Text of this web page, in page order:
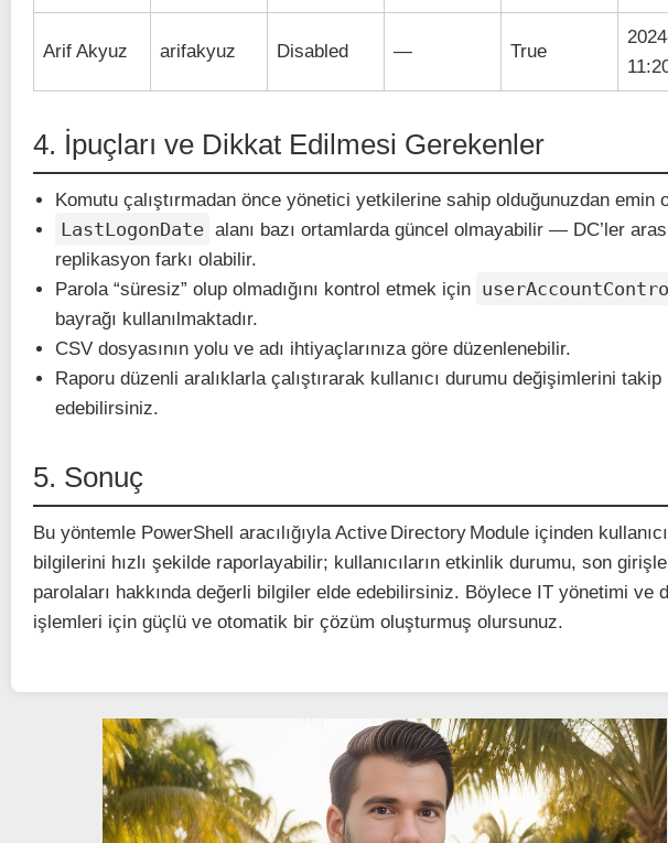
Arif Akyuz arifakyuz Disabled — True
4. İpuçları ve Dikkat Edilmesi Gerekenler
Komutu çalıştırmadan önce yönetici yetkilerine sahip olduğunuzdan emin
LastLogonDate alanı bazı ortamlarda güncel olmayabilir — DC’ler
replikasyon farkı olabilir.
Parola “süresiz” olup olmadığını kontrol etmek için
bayrağı kullanılmaktadır.
CSV dosyasının yolu ve adı ihtiyaçlarınıza göre düzenlenebilir.
Raporu düzenli aralıklarla çalıştırarak kullanıcı durumu değişimlerini takip
edebilirsiniz.
5. Sonuç
Bu yöntemle PowerShell aracılığıyla Active Directory Module içinden kullanıcı
bilgilerini hızlı şekilde raporlayabilir; kullanıcıların etkinlik durumu, son
parolaları hakkında değerli bilgiler elde edebilirsiniz. Böylece IT yönetimi ve
işlemleri için güçlü ve otomatik bir çözüm oluşturmuş olursunuz.